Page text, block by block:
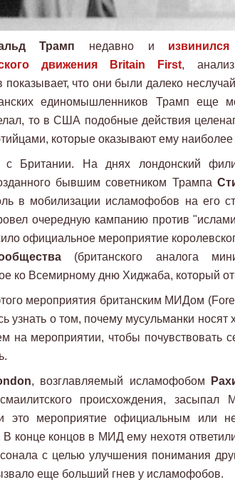
Трамп недавно и
движения Britain First,
показывает, что они были далеко
единомышленников Трамп еще
то в США подобные действия
которые оказывают ему
Британии. На днях лондонский
бывшим советником Трампа
в мобилизации исламофобов на его
очередную кампанию против
официальное мероприятие
(британского аналога
ко Всемирному дню Хиджаба, который
мероприятия британским МИДом
узнать о том, почему мусульманки
на мероприятии, чтобы почувствовать
, возглавляемый исламофобом
происхождения,
это мероприятие официальным или
В конце концов в МИД ему нехотя
с целью улучшения понимания
еще больший гнев у исламофобов.